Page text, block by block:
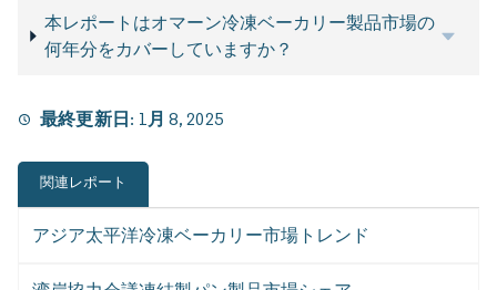
本レポートはオマーン冷凍ベーカリー製品市場の
何年分をカバーしていますか？
最終更新日: 1月 8, 2025
関連レポート
アジア太平洋冷凍ベーカリー市場トレンド